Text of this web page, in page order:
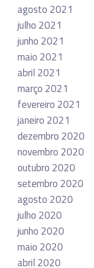
agosto 2021
julho 2021
junho 2021
maio 2021
abril 2021
março 2021
fevereiro 2021
janeiro 2021
dezembro 2020
novembro 2020
outubro 2020
setembro 2020
agosto 2020
julho 2020
junho 2020
maio 2020
abril 2020